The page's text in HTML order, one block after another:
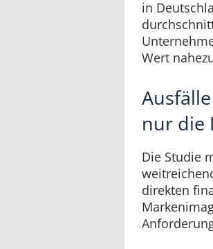
in
Wert
nur die
Die Studie
direkten